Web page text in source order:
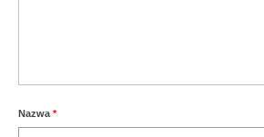
Nazwa*